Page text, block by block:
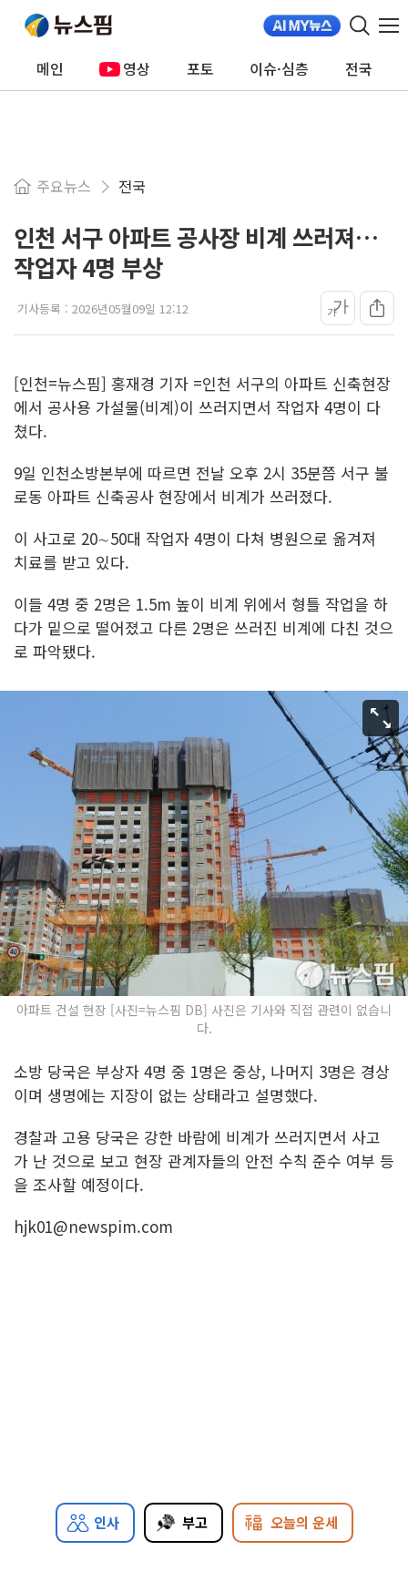
메인 영상 포토 이슈·심층 전국
주요뉴스 전국
인천 서구 아파트 공사장 비계 쓰러져…
작업자 4명 부상
기사등록 : 2026년05월09일 12:12 가가
[인천=뉴스핌] 홍재경 기자 =인천 서구의 아파트 신축현장
에서 공사용 가설물(비계)이 쓰러지면서 작업자 4명이 다
쳤다.
9일 인천소방본부에 따르면 전날 오후 2시 35분쯤 서구 불
로동 아파트 신축공사 현장에서 비계가 쓰러졌다.
이 사고로 20∼50대 작업자 4명이 다쳐 병원으로 옮겨져
치료를 받고 있다.
이들 4명 중 2명은 1.5m 높이 비계 위에서 형틀 작업을 하
다가 밑으로 떨어졌고 다른 2명은 쓰러진 비계에 다친 것으
로 파악됐다.
아파트 건설 현장 [사진=뉴스핌 DB] 사진은 기사와 직접 관련이 없습니
다.
소방 당국은 부상자 4명 중 1명은 중상, 나머지 3명은 경상
이며 생명에는 지장이 없는 상태라고 설명했다.
경찰과 고용 당국은 강한 바람에 비계가 쓰러지면서 사고
가 난 것으로 보고 현장 관계자들의 안전 수칙 준수 여부 등
을 조사할 예정이다.
hjk01@newspim.com
인사 부고 오늘의 운세